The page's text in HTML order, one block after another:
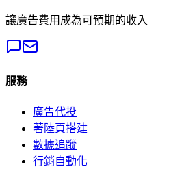
讓廣告費用成為可預期的收入
服務
廣告代投
著陸頁搭建
數據追蹤
行銷自動化